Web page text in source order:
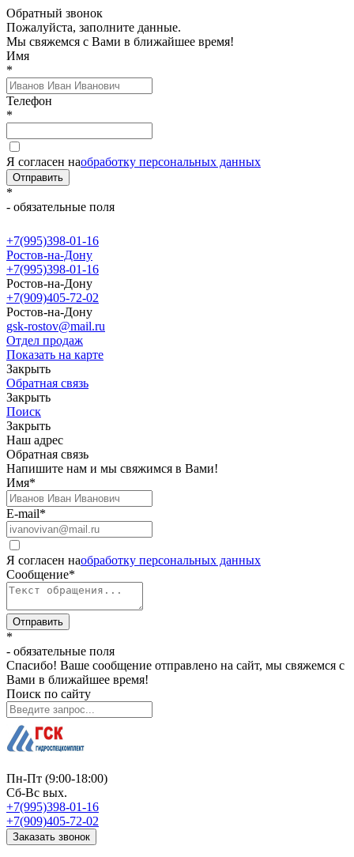
Обратный звонок
Пожалуйста, заполните данные.
Мы свяжемся с Вами в ближайшее время!
Имя
*
Телефон
*
Я согласен наобработку персональных данных
Отправить
*
- обязательные поля
+7(995)398-01-16
Ростов-на-Дону
+7(995)398-01-16
Ростов-на-Дону
+7(909)405-72-02
Ростов-на-Дону
gsk-rostov@mail.ru
Отдел продаж
Показать на карте
Закрыть
Обратная связь
Закрыть
Поиск
Закрыть
Наш адрес
Обратная связь
Напишите нам и мы свяжимся в Вами!
Имя*
E-mail*
Я согласен наобработку персональных данных
Сообщение*
Отправить
*
- обязательные поля
Спасибо! Ваше сообщение отправлено на сайт, мы свяжемся с
Вами в ближайшее время!
Поиск по сайту
Пн-Пт (9:00-18:00)
Сб-Вс вых.
+7(995)398-01-16
+7(909)405-72-02
Заказать звонок